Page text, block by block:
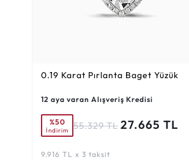
0.19 Karat Pırlanta Baget Yüzük
12 aya varan Alışveriş Kredisi
%50
İndirim 55.329 TL 27.665 TL
9.916 TL x 3 taksit